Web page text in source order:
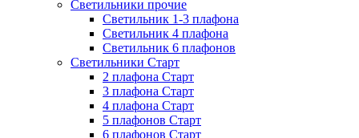
Светильники прочие
Светильник 1-3 плафона
Светильник 4 плафона
Светильник 6 плафонов
Светильники Старт
2 плафона Старт
3 плафона Старт
4 плафона Старт
5 плафонов Старт
6 плафонов Старт